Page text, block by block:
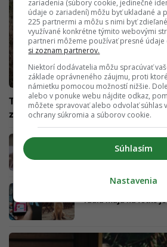
Tisíce psíčkarov končia na
zranením. Venčenie je
Zbystriť musia všetci
vedcov o mozgoch
miláčikoch ťa
ľudia majú na fotke
zariadenia (súbory cookie, jedinečné
údaje o zariadení) môžu byť ukladané a
225 partnermi a môžu s nimi byť
využívané konkrétne týmito webovými
partneri môžeme používať presné údaje
si zoznam partnerov.
Niektorí dodávatelia môžu spracúvať
základe oprávneného záujmu, proti
námietku pomocou možností nižšie.
alebo v ponuke webu nájdite odkaz,
môžete spravovať alebo odvolať súhlas
ochrany súkromia a súborov cookie.
Súhlasím
Nastavenia